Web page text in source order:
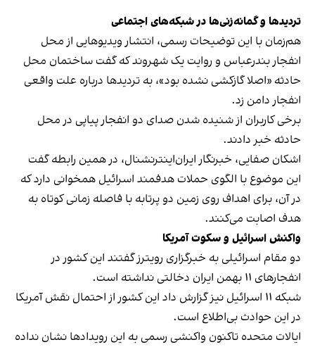
تردیدها و گمانه‌زنی‌ها در شبکه‌های اجتماعی
هم‌زمان با این توضیحات رسمی، انتشار ویدیوهایی از محل
انفجار بندرعباس و روایت یک شهروند که گفت ساختمان محل
حادثه «اصلا گازکشی نشده بود»، به تردیدها درباره علت واقعی
انفجار دامن زد.
برخی کاربران از شنیده‌ شدن صدای دو انفجار پیاپی در محل
حادثه خبر دادند.
اشکان صفایی، خبرنگار ایران‌اینترنشنال، در همین رابطه گفت
این موضوع با الگوی حملات هدفمند اسرائیل همخوانی دارد که
در آن، برای اهداف روی زمین دو پرتابه با فاصله زمانی کوتاه به
هدف اصابت می‌کنند.
واکنش اسرائیل و سکوت آمریکا
دو مقام اسرائیلی به خبرگزاری رویترز گفتند این کشور در
انفجارهای ۱۱ بهمن ایران دخالتی نداشته است.
شبکه ۱۱ اسرائیل نیز گزارش داد این کشور از احتمال نقش آمریکا
در این حوادث بی‌اطلاع است.
ایالات متحده تاکنون واکنشی رسمی به این رویدادها نشان نداده